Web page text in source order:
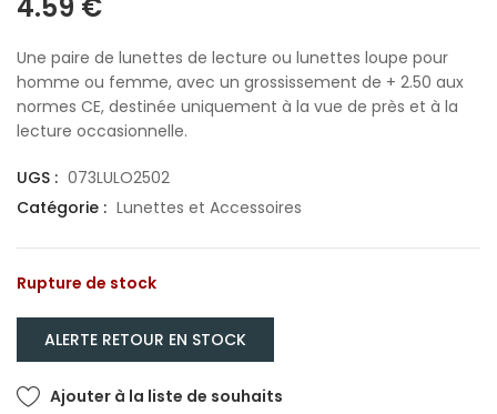
Une paire de lunettes de lecture ou lunettes loupe pour
homme ou femme, avec un grossissement de + 2.50 aux
normes CE, destinée uniquement à la vue de près et à la
lecture occasionnelle.
UGS : 073LULO2502
Catégorie : Lunettes et Accessoires
Rupture de stock
Ajouter à la liste de souhaits